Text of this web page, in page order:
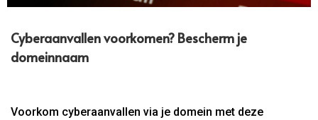
Cyberaanvallen voorkomen? Bescherm je
domeinnaam
Voorkom cyberaanvallen via je domein met deze